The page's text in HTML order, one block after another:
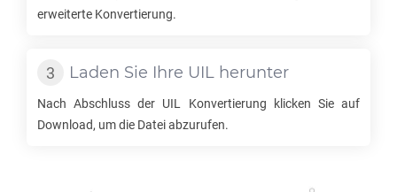
erweiterte Konvertierung.
Laden Sie Ihre UIL herunter
Nach Abschluss der UIL
Konvertierung klicken Sie auf
Download, um die Datei abzurufen.